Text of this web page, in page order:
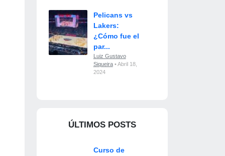
Pelicans vs
Lakers:
¿Cómo fue el
par...
Luiz Gustavo
Siqueira• Abril 18,
2024
ÚLTIMOS POSTS
Curso de